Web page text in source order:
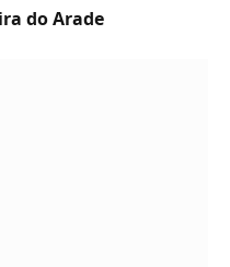
do Arade